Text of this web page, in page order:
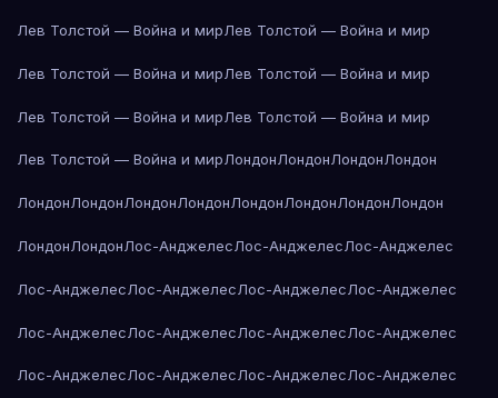
Лев Толстой — Война и мирЛев Толстой — Война и мир
Лев Толстой — Война и мирЛев Толстой — Война и мир
Лев Толстой — Война и мирЛев Толстой — Война и мир
Лев Толстой — Война и мирЛондонЛондонЛондонЛондон
ЛондонЛондонЛондонЛондонЛондонЛондонЛондонЛондон
ЛондонЛондонЛос-АнджелесЛос-АнджелесЛос-Анджелес
Лос-АнджелесЛос-АнджелесЛос-АнджелесЛос-Анджелес
Лос-АнджелесЛос-АнджелесЛос-АнджелесЛос-Анджелес
Лос-АнджелесЛос-АнджелесЛос-АнджелесЛос-Анджелес